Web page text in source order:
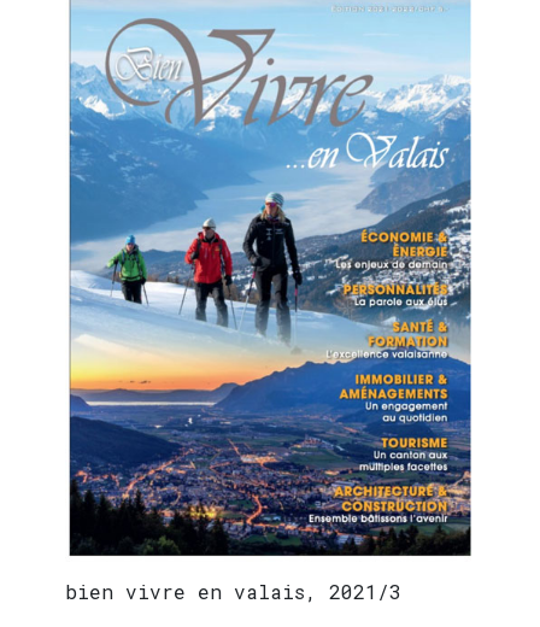
bien vivre en valais, 2021/3